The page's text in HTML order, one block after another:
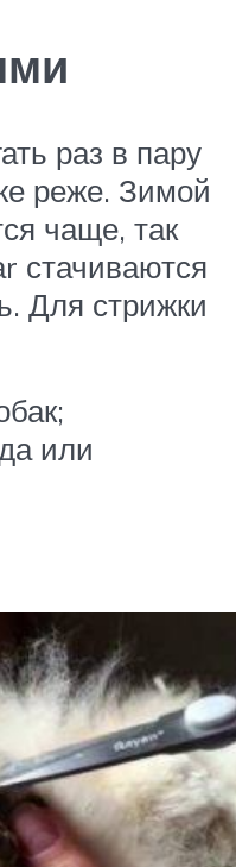
раз в пару
реже. Зимой
чаще, так
стачиваются
Для стрижки
или